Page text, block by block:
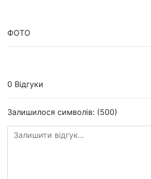
ФОТО
0 Відгуки
Залишилося символів: (500)